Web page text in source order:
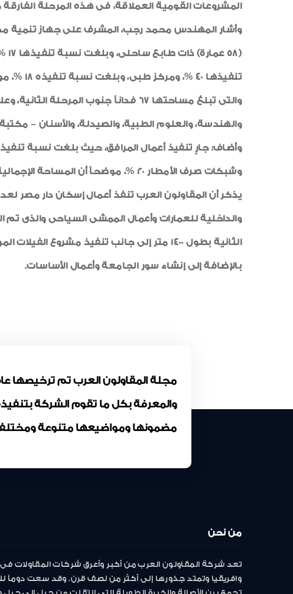
المشروعات القومية العملاقة، فى هذه المرحلة
والهندسة، والعلوم الطبية، والصيدلة، والأسنان –
وشبكات صرف الأمطار 20 %، موضحاً أن المساحة الإجمالية للمدينة 6270 فداناً، وتبلغ مساحة المرحلة الأولى الجارى تنفيذ المشروعات بها حالياً 2063 فداناً.
بالإضافة إلى إنشاء سور الجامعة وأعمال الأساسات.
والمعرفة بكل ما تقوم الشركة
مضمونها ومواضيعها متنوعة
من نحن
تعد شركة المقاولون العرب من أكبر وأعرق شركات المقاولات
وافريقيا وتمتد جذورها إلى أكثر من نصف قرن. وقد سعت دوماً